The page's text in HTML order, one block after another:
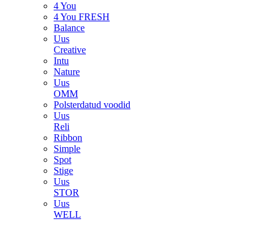
4 You
4 You FRESH
Balance
Uus
Creative
Intu
Nature
Uus
OMM
Polsterdatud voodid
Uus
Reli
Ribbon
Simple
Spot
Stige
Uus
STOR
Uus
WELL